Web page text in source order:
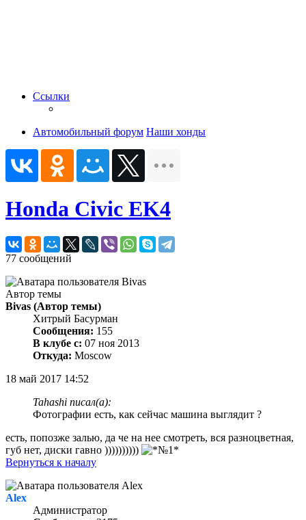
Ссылки
Автомобильный форум Наши хонды
Honda Civic EK4
77 сообщений
Автор темы
Bivas (Автор темы)
Хитрый Басурман
Сообщения: 155
В клубе с: 07 ноя 2013
Откуда: Moscow
18 май 2017 14:52
Tahashi писал(а):
Фотографии есть, как сейчас машина выглядит ?
есть, попозже залью, да че на нее смотреть, вся разноцветная,
губ нет, диски гавно ))))))))))
Вернуться к началу
Alex
Администратор